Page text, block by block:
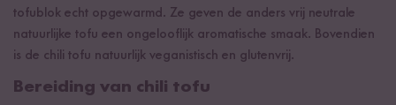
tofublok echt opgewarmd. Ze geven de anders vrij neutrale
natuurlijke tofu een ongelooflijk aromatische smaak. Bovendien
is de chili tofu natuurlijk veganistisch en glutenvrij.
Bereiding van chili tofu